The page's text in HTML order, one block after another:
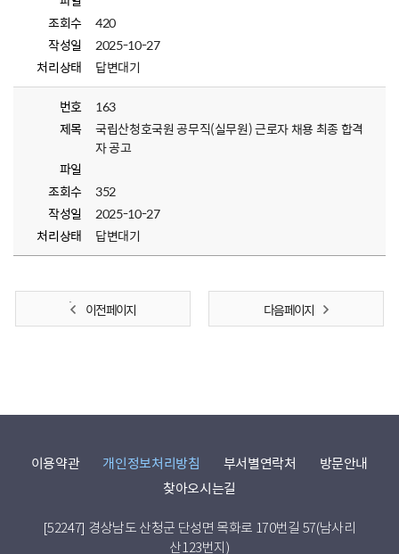
조회수
420
작성일
2025-10-27
처리상태
답변대기
번호
163
제목
국립산청호국원 공무직(실무원) 근로자 채용 최종 합격
자 공고
파일
조회수
352
작성일
2025-10-27
처리상태
답변대기
이전 페이지 다음 페이지
이용약관 개인정보처리방침 부서별연락처
방문안내
찾아오시는길
[52247] 경상남도 산청군 단성면 목화로 170번길 57(남사리
산123번지)